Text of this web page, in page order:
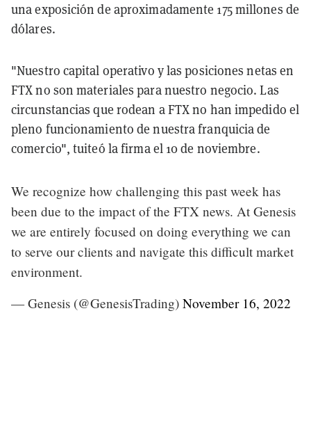
una exposición de aproximadamente 175 millones de
dólares.
"Nuestro capital operativo y las posiciones netas en
FTX no son materiales para nuestro negocio. Las
circunstancias que rodean a FTX no han impedido el
pleno funcionamiento de nuestra franquicia de
comercio", tuiteó la firma el 10 de noviembre.
We recognize how challenging this past week has
been due to the impact of the FTX news. At Genesis
we are entirely focused on doing everything we can
to serve our clients and navigate this difficult market
environment.
— Genesis (@GenesisTrading) November 16, 2022